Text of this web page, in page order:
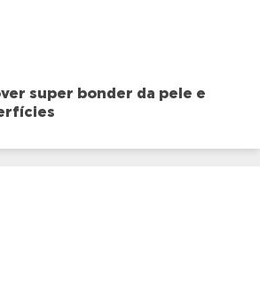
super bonder da pele e